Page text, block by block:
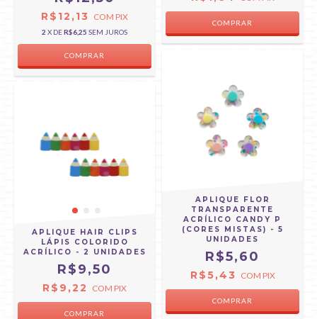
R$12,13 COM PIX
2 X DER$6,25 SEM JUROS
APLIQUE HAIR CLIPS
LÁPIS COLORIDO
ACRÍLICO - 2 UNIDADES
R$9,50
R$9,22 COM PIX
APLIQUE FLOR
TRANSPARENTE
ACRÍLICO CANDY P
(CORES MISTAS) - 5
UNIDADES
R$5,60
R$5,43 COM PIX